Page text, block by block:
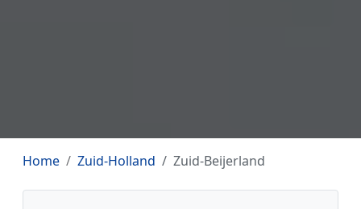
Home Zuid-Holland Zuid-Beijerland